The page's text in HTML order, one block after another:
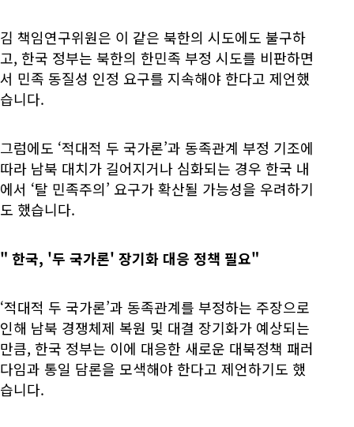
김 책임연구위원은 이 같은 북한의 시도에도 불구하
고, 한국 정부는 북한의 한민족 부정 시도를 비판하면
서 민족 동질성 인정 요구를 지속해야 한다고 제언했
습니다.
그럼에도 ‘적대적 두 국가론’과 동족관계 부정 기조에
따라 남북 대치가 길어지거나 심화되는 경우 한국 내
에서 ‘탈 민족주의’ 요구가 확산될 가능성을 우려하기
도 했습니다.
" 한국, '두 국가론' 장기화 대응 정책 필요"
‘적대적 두 국가론’과 동족관계를 부정하는 주장으로
인해 남북 경쟁체제 복원 및 대결 장기화가 예상되는
만큼, 한국 정부는 이에 대응한 새로운 대북정책 패러
다임과 통일 담론을 모색해야 한다고 제언하기도 했
습니다.